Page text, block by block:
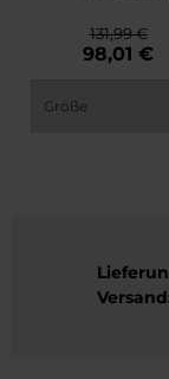
Coyote
98,01 €
131,99 €